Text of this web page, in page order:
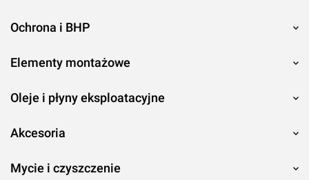
Ochrona i BHP
Elementy montażowe
Oleje i płyny eksploatacyjne
Akcesoria
Mycie i czyszczenie